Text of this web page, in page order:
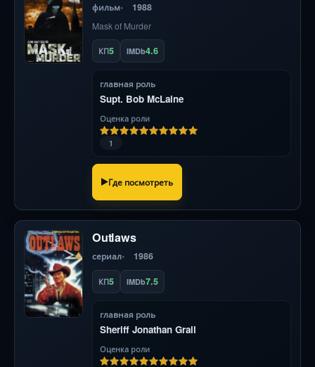
фильм 1988
Mask of Murder
КП5 IMDb4.6
главная роль
Supt. Bob McLaine
Оценка роли
1
Где посмотреть
Outlaws
сериал 1986
КП5 IMDb7.5
главная роль
Sheriff Jonathan Grail
Оценка роли